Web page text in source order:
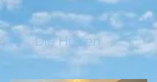
Die Hütten